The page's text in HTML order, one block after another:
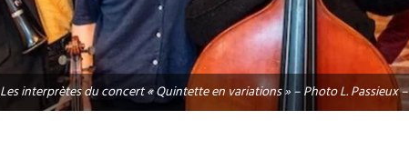
Les interprètes du concert « Quintette en variations » – Photo L. Passieux –